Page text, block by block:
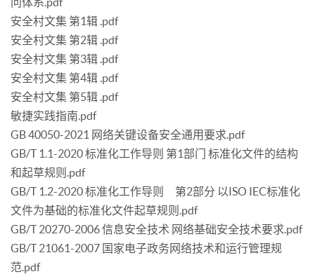
安全村文集 第1辑 .pdf
安全村文集 第2辑 .pdf
安全村文集 第3辑 .pdf
安全村文集 第4辑 .pdf
安全村文集 第5辑 .pdf
敏捷实践指南.pdf
GB 40050-2021 网络关键设备安全通用要求.pdf
GB/T 1.1-2020 标准化工作导则 第1部门 标准化文件的结构
和起草规则.pdf
GB/T 1.2-2020 标准化工作导则 第2部分 以ISO IEC标准化
文件为基础的标准化文件起草规则.pdf
GB/T 20270-2006 信息安全技术 网络基础安全技术要求.pdf
GB/T 21061-2007 国家电子政务网络技术和运行管理规
范.pdf